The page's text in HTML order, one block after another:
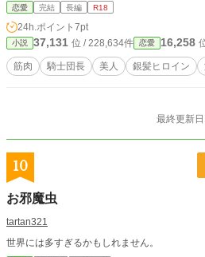
恋愛 完結 長編 R18
24h.ポイント 7pt
小説 37,131 位 / 228,634件 恋愛 16,258
筋肉 騎士団長 美人 銀髪ヒロイン
最終更新
10
お邪魔虫
tartan321
世界には多すぎるかもしれません。